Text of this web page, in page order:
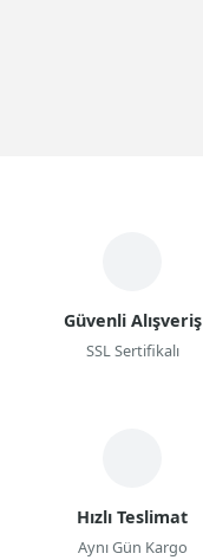
Güvenli Alışveriş
SSL Sertifikalı
Hızlı Teslimat
Aynı Gün Kargo